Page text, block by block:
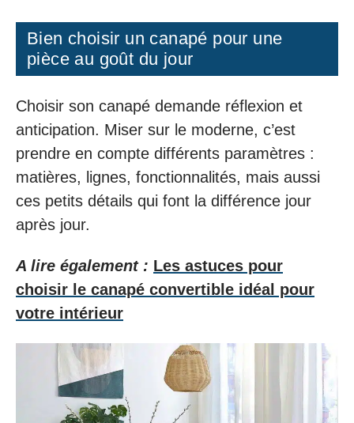
Bien choisir un canapé pour une
pièce au goût du jour
Choisir son canapé demande réflexion et
anticipation. Miser sur le moderne, c’est
prendre en compte différents paramètres :
matières, lignes, fonctionnalités, mais aussi
ces petits détails qui font la différence jour
après jour.
A lire également : Les astuces pour
choisir le canapé convertible idéal pour
votre intérieur